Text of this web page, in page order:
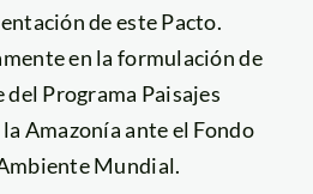
de este Pacto.
en la formulación de
del Programa Paisajes
Amazonía ante el Fondo
Mundial.